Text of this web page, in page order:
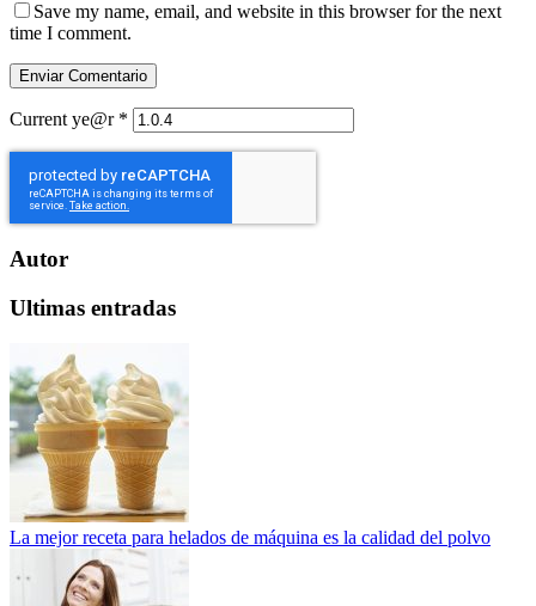
Save my name, email, and website in this browser for the next
time I comment.
Current ye@r *
Autor
Ultimas entradas
La mejor receta para helados de máquina es la calidad del polvo